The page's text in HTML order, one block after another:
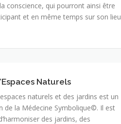
conscience, qui pourront ainsi être
et en même temps sur son lieu
Naturels
naturels et des jardins est un
de la Médecine Symbolique©. Il est
des jardins, des